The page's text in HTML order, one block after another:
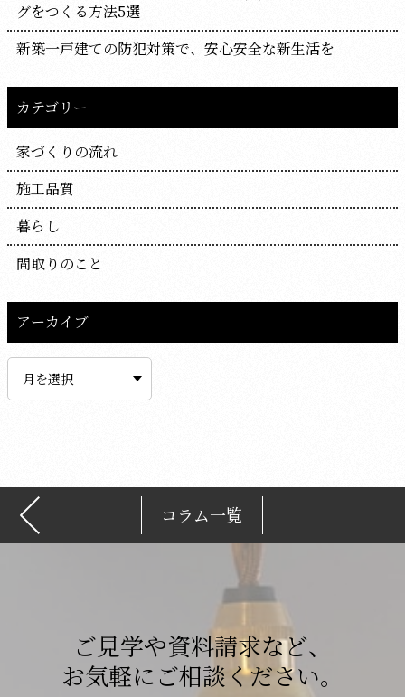
グをつくる方法5選
新築一戸建ての防犯対策で、安心安全な新生活を
カテゴリー
家づくりの流れ
施工品質
暮らし
間取りのこと
アーカイブ
イ
コラム一覧
ご見学や資料請求など、
お気軽にご相談ください。